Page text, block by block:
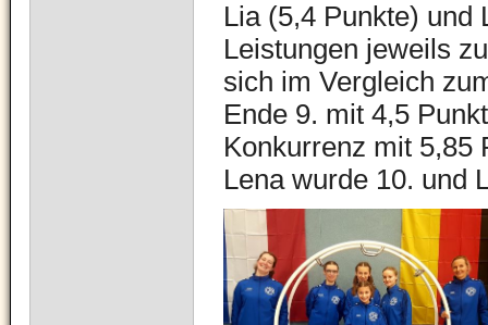
Lia (5,4 Punkte) und
Leistungen jeweils
sich im Vergleich
Ende 9. mit 4,5
Konkurrenz mit 5,85
Lena wurde 10. und